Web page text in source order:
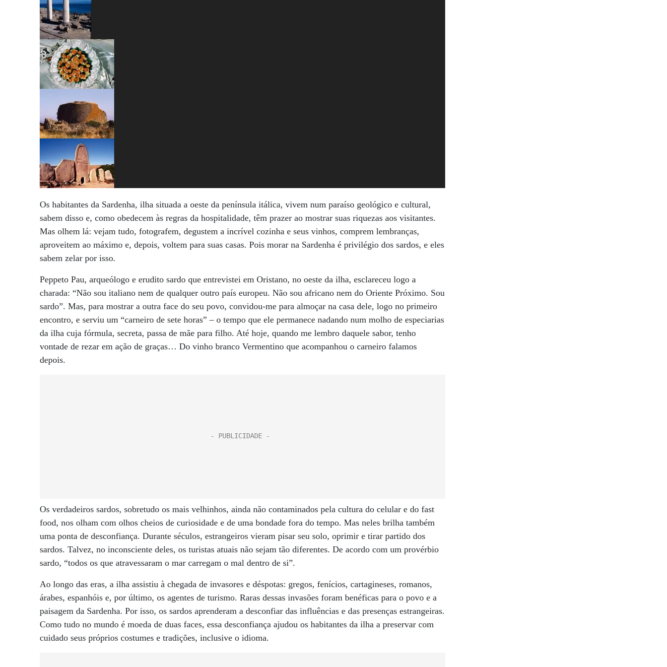
Os habitantes da Sardenha, ilha situada a oeste da península itálica, vivem num paraíso geológico e cultural,
sabem disso e, como obedecem às regras da hospitalidade, têm prazer ao mostrar suas riquezas aos visitantes.
Mas olhem lá: vejam tudo, fotografem, degustem a incrível cozinha e seus vinhos, comprem lembranças,
aproveitem ao máximo e, depois, voltem para suas casas. Pois morar na Sardenha é privilégio dos sardos, e eles
sabem zelar por isso.
Peppeto Pau, arqueólogo e erudito sardo que entrevistei em Oristano, no oeste da ilha, esclareceu logo a
charada: “Não sou italiano nem de qualquer outro país europeu. Não sou africano nem do Oriente Próximo. Sou
sardo”. Mas, para mostrar a outra face do seu povo, convidou-me para almoçar na casa dele, logo no primeiro
encontro, e serviu um “carneiro de sete horas” – o tempo que ele permanece nadando num molho de especiarias
da ilha cuja fórmula, secreta, passa de mãe para filho. Até hoje, quando me lembro daquele sabor, tenho
vontade de rezar em ação de graças… Do vinho branco Vermentino que acompanhou o carneiro falamos
depois.
Os verdadeiros sardos, sobretudo os mais velhinhos, ainda não contaminados pela cultura do celular e do fast
food, nos olham com olhos cheios de curiosidade e de uma bondade fora do tempo. Mas neles brilha também
uma ponta de desconfiança. Durante séculos, estrangeiros vieram pisar seu solo, oprimir e tirar partido dos
sardos. Talvez, no inconsciente deles, os turistas atuais não sejam tão diferentes. De acordo com um provérbio
sardo, “todos os que atravessaram o mar carregam o mal dentro de si”.
Ao longo das eras, a ilha assistiu à chegada de invasores e déspotas: gregos, fenícios, cartagineses, romanos,
árabes, espanhóis e, por último, os agentes de turismo. Raras dessas invasões foram benéficas para o povo e a
paisagem da Sardenha. Por isso, os sardos aprenderam a desconfiar das influências e das presenças estrangeiras.
Como tudo no mundo é moeda de duas faces, essa desconfiança ajudou os habitantes da ilha a preservar com
cuidado seus próprios costumes e tradições, inclusive o idioma.